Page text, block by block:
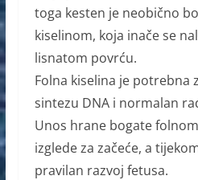
toga kesten je neobično
kiselinom, koja inače se
lisnatom povrću.
Folna kiselina je potrebna
sintezu DNA i normalan
Unos hrane bogate
izglede za začeće, a
pravilan razvoj fetusa.